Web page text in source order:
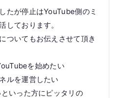
たが停止はYouTube側のミ
しております。
ついてもお伝えさせて頂き
を始めたい
ルを運営したい
いった方にピッタリの